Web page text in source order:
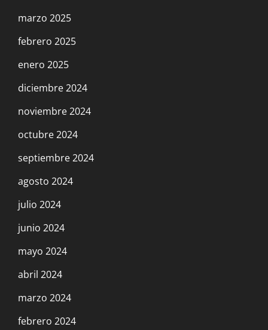
marzo 2025
febrero 2025
enero 2025
diciembre 2024
noviembre 2024
octubre 2024
septiembre 2024
agosto 2024
julio 2024
junio 2024
mayo 2024
abril 2024
marzo 2024
febrero 2024